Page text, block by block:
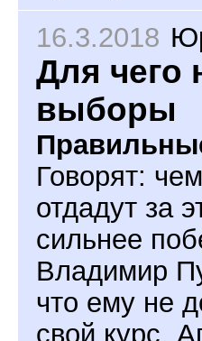
16.3.2018
Для чего
выборы
Говорят:
отдадут за
сильнее
Владимир
что ему не
свой курс.